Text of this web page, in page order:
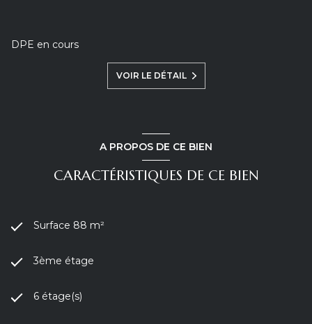
DPE en cours
VOIR LE DÉTAIL
A PROPOS DE CE BIEN
CARACTÉRISTIQUES DE CE BIEN
Surface 88 m²
3ème étage
6 étage(s)